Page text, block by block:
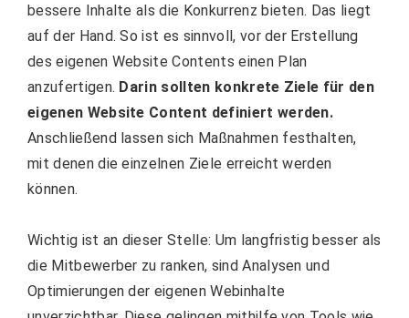
bessere Inhalte als die Konkurrenz bieten. Das liegt
auf der Hand. So ist es sinnvoll, vor der Erstellung
des eigenen Website Contents einen Plan
anzufertigen. Darin sollten konkrete Ziele für den
eigenen Website Content definiert werden.
Anschließend lassen sich Maßnahmen festhalten,
mit denen die einzelnen Ziele erreicht werden
können.
Wichtig ist an dieser Stelle: Um langfristig besser als
die Mitbewerber zu ranken, sind Analysen und
Optimierungen der eigenen Webinhalte